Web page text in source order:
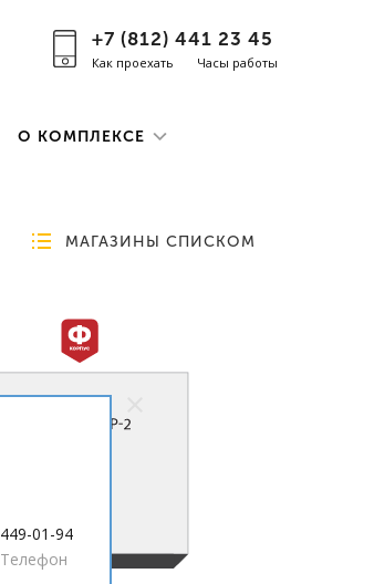
+7 (812) 441 23 45
Как проехать Часы работы
О КОМПЛЕКСЕ
МАГАЗИНЫ СПИСКОМ
449-01-94
Телефон